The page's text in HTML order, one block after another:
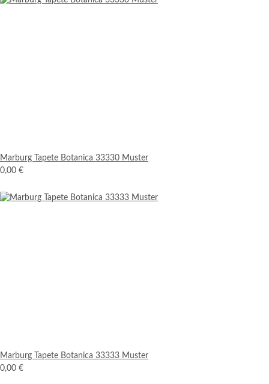
Marburg Tapete Botanica 33330 Muster
0,00 €
Marburg Tapete Botanica 33333 Muster
0,00 €